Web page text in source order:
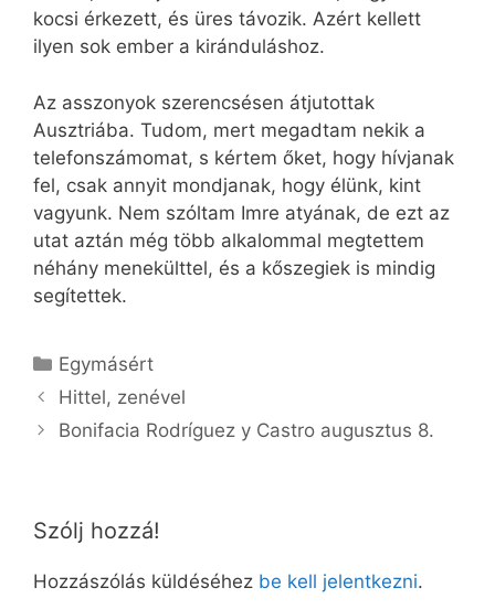
kocsi érkezett, és üres távozik. Azért kellett
ilyen sok ember a kiránduláshoz.
Az asszonyok szerencsésen átjutottak
Ausztriába. Tudom, mert megadtam nekik a
telefonszámomat, s kértem őket, hogy hívjanak
fel, csak annyit mondjanak, hogy élünk, kint
vagyunk. Nem szóltam Imre atyának, de ezt az
utat aztán még több alkalommal megtettem
néhány menekülttel, és a kőszegiek is mindig
segítettek.
Kategória
Egymásért
Hittel, zenével
Bonifacia Rodríguez y Castro augusztus 8.
Szólj hozzá!
Hozzászólás küldéséhez be kell jelentkezni.